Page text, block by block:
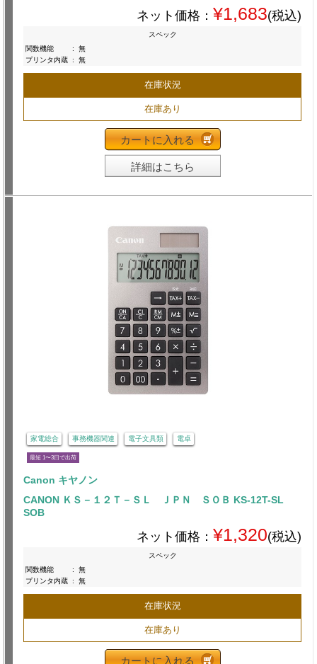
ネット価格： ¥1,683(税込)
スペック
関数機能
:
無
プリンタ内蔵 : 無
在庫状況
在庫あり
カートに入れる
詳細はこちら
家電総合 事務機器関連 電子文具類 電卓
最短 1〜3日で出荷
Canon キヤノン
CANON ＫＳ－１２Ｔ－ＳＬ ＪＰＮ ＳＯＢ KS-12T-SL
SOB
ネット価格： ¥1,320(税込)
スペック
関数機能
:
無
プリンタ内蔵 : 無
在庫状況
在庫あり
カートに入れる